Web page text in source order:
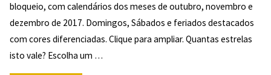
bloqueio, com calendários dos meses de outubro, novembro e
dezembro de 2017. Domingos, Sábados e feriados destacados
com cores diferenciadas. Clique para ampliar. Quantas estrelas
isto vale? Escolha um …